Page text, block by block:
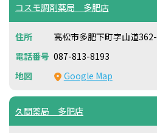
コスモ調剤薬局 多肥店
高松市多肥下町字山道
087-813-8193
Google Map
久間薬局 多肥店